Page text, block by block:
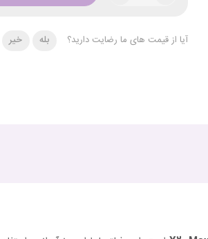
آیا از قیمت های ما رضایت دارید؟ بله خیر